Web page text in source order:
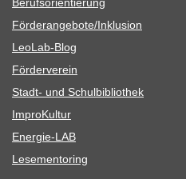
Förderangebote/​​Inklusion
Leo­Lab-Blog
För­der­ver­ein
Stadt- und Schulbibliothek
Impro­Kul­tur
Ener­­gie-LAB
Lese­men­to­ring